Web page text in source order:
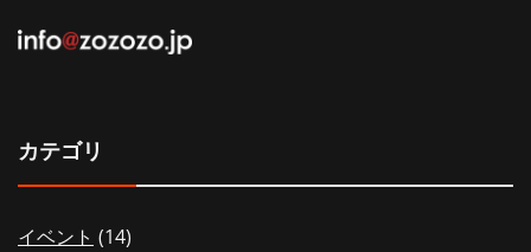
カテゴリ
イベント (14)